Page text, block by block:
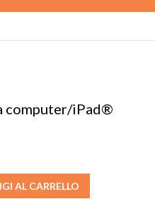
computer/iPad®
AL CARRELLO